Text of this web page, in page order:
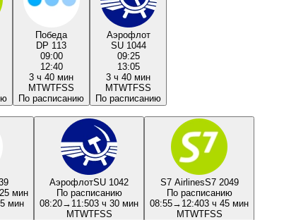
Победа
DP 113
09:00
12:40
3 ч 40 мин
MTWTFSS
По расписанию
Аэрофлот
SU 1044
09:25
13:05
3 ч 40 мин
MTWTFSS
По расписанию
мин
мин
АэрофлотSU 1042
По расписанию
08:20→ 11:503 ч 30 мин
MTWTFSS
S7 AirlinesS7 2049
По расписанию
08:55→ 12:403 ч 45 мин
MTWTFSS